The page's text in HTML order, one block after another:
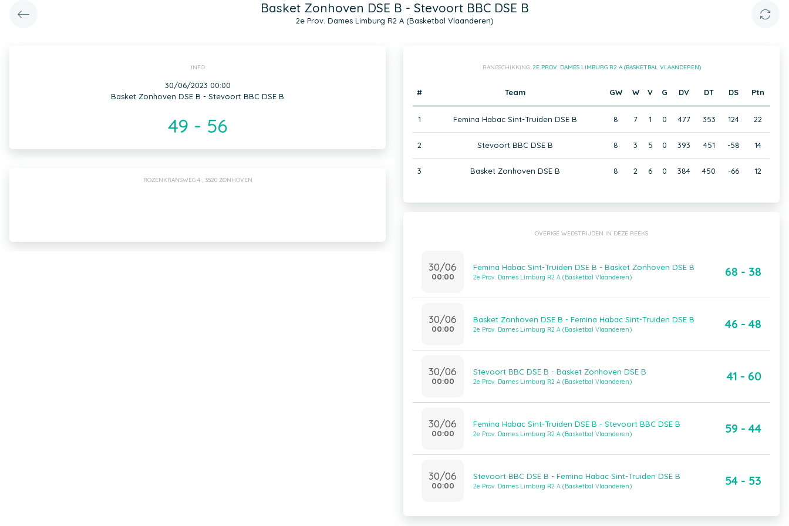
Basket Zonhoven DSE B - Stevoort BBC DSE B
2e Prov. Dames Limburg R2 A (Basketbal Vlaanderen)
INFO
30/06/2023 00:00
Basket Zonhoven DSE B - Stevoort BBC DSE B
49 - 56
ROZENKRANSWEG 4 , 3520 ZONHOVEN
RANGSCHIKKING: 2E PROV. DAMES LIMBURG R2 A (BASKETBAL VLAANDEREN)
# Team GW W V G DV DT DS Ptn
1 Femina Habac Sint-Truiden DSE B 8 7 1 0 477 353 124 22
2 Stevoort BBC DSE B 8 3 5 0 393 451 -58 14
3 Basket Zonhoven DSE B 8 2 6 0 384 450 -66 12
OVERIGE WEDSTRIJDEN IN DEZE REEKS
30/06
00:00
Femina Habac Sint-Truiden DSE B - Basket Zonhoven DSE B
2e Prov. Dames Limburg R2 A (Basketbal Vlaanderen) 68 - 38
30/06
00:00
Basket Zonhoven DSE B - Femina Habac Sint-Truiden DSE B
2e Prov. Dames Limburg R2 A (Basketbal Vlaanderen) 46 - 48
30/06
00:00
Stevoort BBC DSE B - Basket Zonhoven DSE B
2e Prov. Dames Limburg R2 A (Basketbal Vlaanderen) 41 - 60
30/06
00:00
Femina Habac Sint-Truiden DSE B - Stevoort BBC DSE B
2e Prov. Dames Limburg R2 A (Basketbal Vlaanderen) 59 - 44
30/06
00:00
Stevoort BBC DSE B - Femina Habac Sint-Truiden DSE B
2e Prov. Dames Limburg R2 A (Basketbal Vlaanderen) 54 - 53